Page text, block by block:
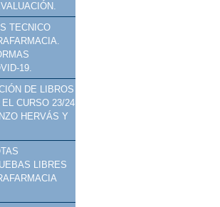
TECNICO
19.
DE LIBROS
CURSO 23/24
HERVÁS Y
LIBRES